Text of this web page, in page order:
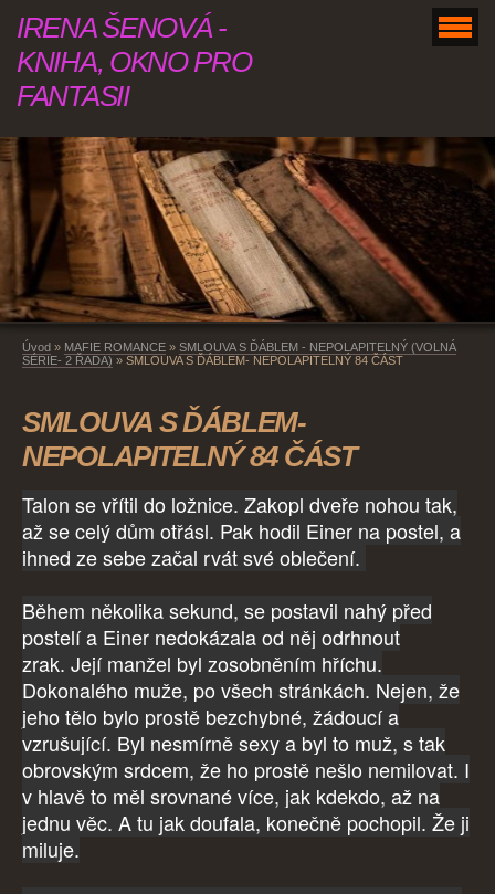
IRENA ŠENOVÁ -
KNIHA, OKNO PRO
FANTASII
Úvod » MAFIE ROMANCE » SMLOUVA S ĎÁBLEM - NEPOLAPITELNÝ (VOLNÁ
SÉRIE- 2 ŘADA) » SMLOUVA S ĎÁBLEM- NEPOLAPITELNÝ 84 ČÁST
SMLOUVA S ĎÁBLEM-
NEPOLAPITELNÝ 84 ČÁST
Talon se vřítil do ložnice. Zakopl dveře nohou tak,
až se celý dům otřásl. Pak hodil Einer na postel, a
ihned ze sebe začal rvát své oblečení.
Během několika sekund, se postavil nahý před
postelí a Einer nedokázala od něj odrhnout
zrak. Její manžel byl zosobněním hříchu.
Dokonalého muže, po všech stránkách. Nejen, že
jeho tělo bylo prostě bezchybné, žádoucí a
vzrušující. Byl nesmírně sexy a byl to muž, s tak
obrovským srdcem, že ho prostě nešlo nemilovat. I
v hlavě to měl srovnané více, jak kdekdo, až na
jednu věc. A tu jak doufala, konečně pochopil. Že ji
miluje.